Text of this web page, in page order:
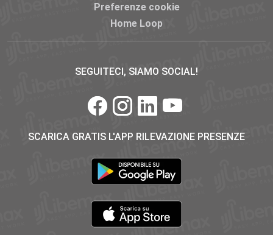
Preferenze cookie
Home Loop
SEGUITECI, SIAMO SOCIAL!
SCARICA GRATIS L'APP RILEVAZIONE PRESENZE